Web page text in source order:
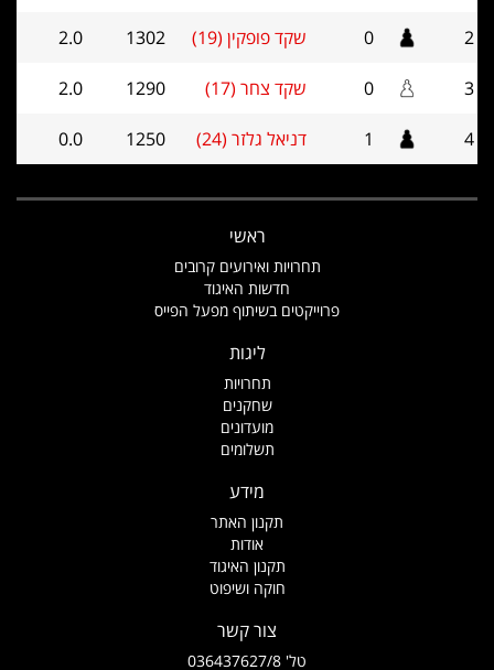
2
0 שקד פופקין (19) 1302
2.0
3
0 שקד צחר (17) 1290
2.0
4
1 דניאל גלזר (24) 1250
0.0
ראשי
תחרויות ואירועים קרובים
חדשות האיגוד
פרוייקטים בשיתוף מפעל הפייס
ליגות
תחרויות
שחקנים
מועדונים
תשלומים
מידע
תקנון האתר
אודות
תקנון האיגוד
חוקה ושיפוט
צור קשר
טל' 036437627/8